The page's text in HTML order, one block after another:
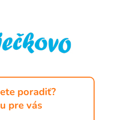
poradiť?
pre vás